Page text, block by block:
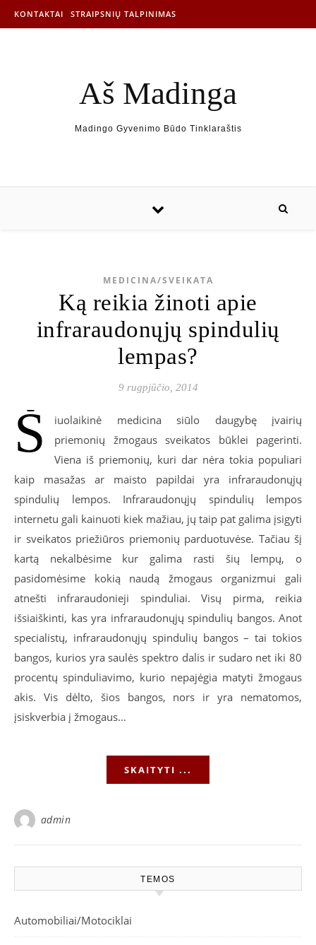
KONTAKTAI STRAIPSNIŲ TALPINIMAS
Aš Madinga
Madingo Gyvenimo Būdo Tinklaraštis
MEDICINA/SVEIKATA
Ką reikia žinoti apie
infraraudonųjų spindulių
lempas?
9 rugpjūčio, 2014
Š
iuolaikinė medicina siūlo daugybę įvairių
priemonių žmogaus sveikatos būklei pagerinti.
Viena iš priemonių, kuri dar nėra tokia populiari
kaip masažas ar maisto papildai yra infraraudonųjų
spindulių lempos. Infraraudonųjų spindulių lempos
internetu gali kainuoti kiek mažiau, jų taip pat galima įsigyti
ir sveikatos priežiūros priemonių parduotuvėse. Tačiau šį
kartą nekalbėsime kur galima rasti šių lempų, o
pasidomėsime kokią naudą žmogaus organizmui gali
atnešti infraraudonieji spinduliai. Visų pirma, reikia
išsiaiškinti, kas yra infraraudonųjų spindulių bangos. Anot
specialistų, infraraudonųjų spindulių bangos – tai tokios
bangos, kurios yra saulės spektro dalis ir sudaro net iki 80
procentų spinduliavimo, kurio nepajėgia matyti žmogaus
akis. Vis dėlto, šios bangos, nors ir yra nematomos,
įsiskverbia į žmogaus…
SKAITYTI ...
admin
TEMOS
Automobiliai/Motociklai